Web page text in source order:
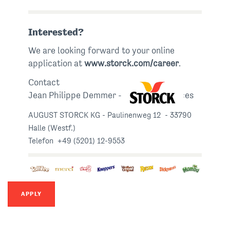
Interested?
We are looking forward to your online
application at www.storck.com/career.
Contact
Jean Philippe Demmer - Human Resources
AUGUST STORCK KG - Paulinenweg 12 - 33790
Halle (Westf.)
Telefon +49 (5201) 12-9553
APPLY